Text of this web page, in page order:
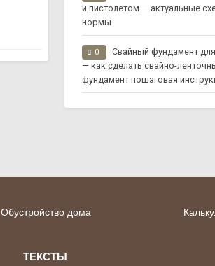
и пистолетом — актуальные
нормы
0
Свайный фундамент
— как сделать свайно-
фундамент пошаговая
Обустройство дома
ТЕКСТЫ